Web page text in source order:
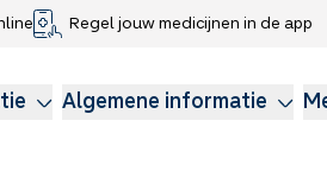
Regel jouw medicijnen in de app
Algemene informatie
Webshop
Klachtenregeling
Longzorg